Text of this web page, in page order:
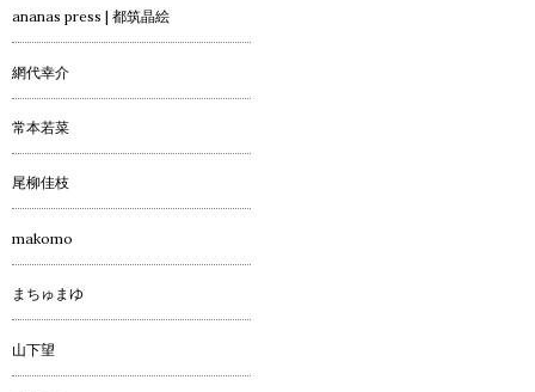
ananas press | 都筑晶絵
網代幸介
常本若菜
尾柳佳枝
makomo
まちゅまゆ
山下望